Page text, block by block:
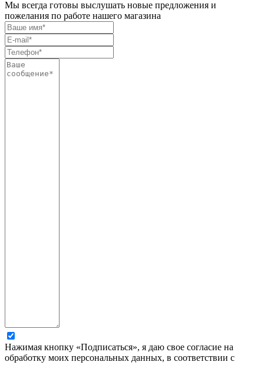
Мы всегда готовы выслушать новые предложения и
пожелания по работе нашего магазина
Нажимая кнопку «Подписаться», я даю свое согласие на
обработку моих персональных данных, в соответствии с